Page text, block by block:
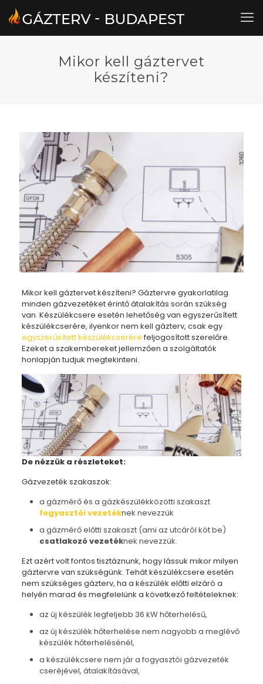
Mikor kell gáztervet
készíteni?
Mikor kell gáztervet készíteni? Gáztervre gyakorlatilag
minden gázvezetéket érintő átalakítás során szükség
van. Készülékcsere esetén lehetőség van egyszerűsített
készülékcserére, ilyenkor nem kell gázterv, csak egy
egyszerűsített készülékcserére feljogosított szerelőre.
Ezeket a szakembereket jellemzően a szolgáltatók
honlapján tudjuk megtekinteni.
De nézzük a részleteket:
Gázvezeték szakaszok:
a gázmérő és a gázkészülékközötti szakaszt
fogyasztói vezetéknek nevezzük
a gázmérő előtti szakaszt (ami az utcáról köt be)
csatlakozó vezetéknek nevezzük.
Ezt azért volt fontos tisztáznunk, hogy lássuk mikor milyen
gáztervre van szükségünk. Tehát készülékcsere esetén
nem szükséges gázterv, ha a készülék előtti elzáró a
helyén marad és megfelelünk a következő feltételeknek:
az új készülék legfeljebb 36 kW hőterhelésű,
az új készülék hőterhelése nem nagyobb a meglévő
készülék hőterhelésénél,
a készülékcsere nem jár a fogyasztói gázvezeték
cseréjével, átalakításával,